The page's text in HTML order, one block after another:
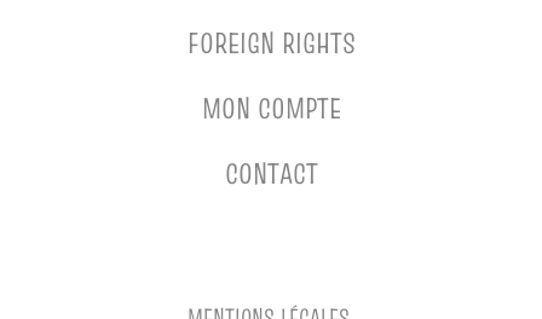
FOREIGN RIGHTS
MON COMPTE
CONTACT